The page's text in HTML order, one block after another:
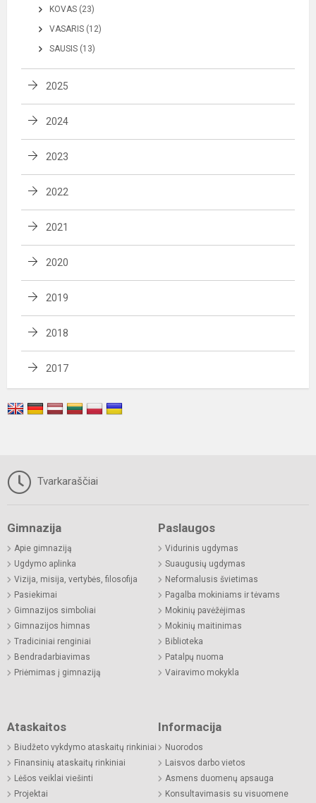
KOVAS (23)
VASARIS (12)
SAUSIS (13)
2025
2024
2023
2022
2021
2020
2019
2018
2017
Tvarkaraščiai
Gimnazija
Apie gimnaziją
Ugdymo aplinka
Vizija, misija, vertybės, filosofija
Pasiekimai
Gimnazijos simboliai
Gimnazijos himnas
Tradiciniai renginiai
Bendradarbiavimas
Priėmimas į gimnaziją
Paslaugos
Vidurinis ugdymas
Suaugusių ugdymas
Neformalusis švietimas
Pagalba mokiniams ir tėvams
Mokinių pavėžėjimas
Mokinių maitinimas
Biblioteka
Patalpų nuoma
Vairavimo mokykla
Ataskaitos
Biudžeto vykdymo ataskaitų rinkiniai
Finansinių ataskaitų rinkiniai
Lėšos veiklai viešinti
Projektai
Informacija
Nuorodos
Laisvos darbo vietos
Asmens duomenų apsauga
Konsultavimasis su visuomene